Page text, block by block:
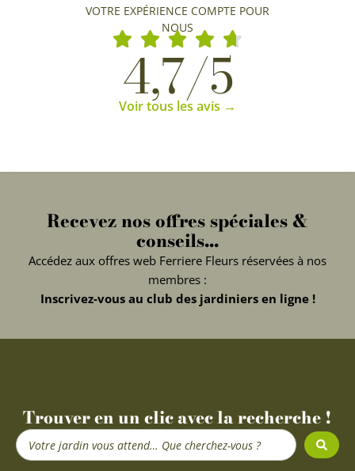
VOTRE EXPÉRIENCE COMPTE POUR
NOUS
4,7/5
Voir tous les avis →
Recevez nos offres spéciales &
conseils...
Accédez aux offres web Ferriere Fleurs réservées à nos
membres :
Inscrivez-vous au club des jardiniers en ligne !
Trouver en un clic avec la recherche !
Search
...